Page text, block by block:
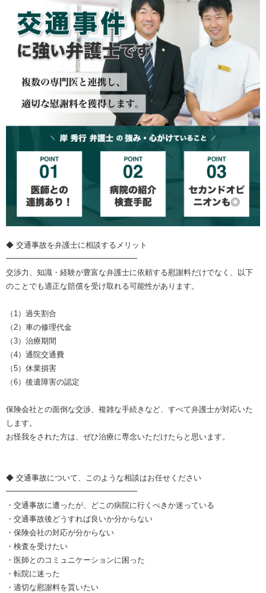
◆ 交通事故を弁護士に相談するメリット
━━━━━━━━━━━━━━━━━
交渉力、知識・経験が豊富な弁護士に依頼する慰謝料だけでなく、以下
のことでも適正な賠償を受け取れる可能性があります。
（1）過失割合
（2）車の修理代金
（3）治療期間
（4）通院交通費
（5）休業損害
（6）後遺障害の認定
保険会社との面倒な交渉、複雑な手続きなど、すべて弁護士が対応いた
します。
お怪我をされた方は、ぜひ治療に専念いただけたらと思います。
◆ 交通事故について、このような相談はお任せください
━━━━━━━━━━━━━━━━━
・交通事故に遭ったが、どこの病院に行くべきか迷っている
・交通事故後どうすれば良いか分からない
・保険会社の対応が分からない
・検査を受けたい
・医師とのコミュニケーションに困った
・転院に迷った
・適切な慰謝料を貰いたい